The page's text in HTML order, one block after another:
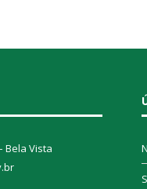
Bela Vista